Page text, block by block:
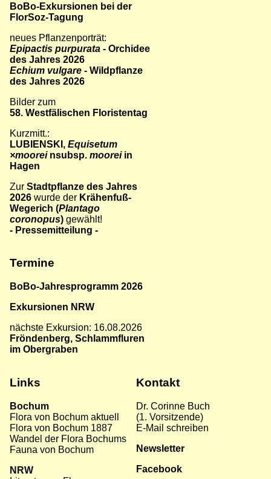
BoBo-Exkursionen bei der
FlorSoz-Tagung
neues Pflanzenporträt:
Epipactis purpurata - Orchidee
des Jahres 2026
Echium vulgare - Wildpflanze
des Jahres 2026
Bilder zum
58. Westfälischen Floristentag
Kurzmitt.:
LUBIENSKI, Equisetum
×moorei nsubsp. moorei in
Hagen
Zur Stadtpflanze des Jahres
2026 wurde der Krähenfuß-
Wegerich (Plantago
coronopus) gewählt!
- Pressemitteilung -
Termine
BoBo-Jahresprogramm 2026
Exkursionen NRW
nächste Exkursion: 16.08.2026
Fröndenberg, Schlammfluren
im Obergraben
Links
Bochum
Flora von Bochum aktuel
Flora von Bochum 1887
Wandel der Flora Bochums
Fauna von Bochum
NRW
Kontakt
Dr. Corinne Buch
(1. Vorsitzende)
E-Mail schreiben
Newsletter
Facebook